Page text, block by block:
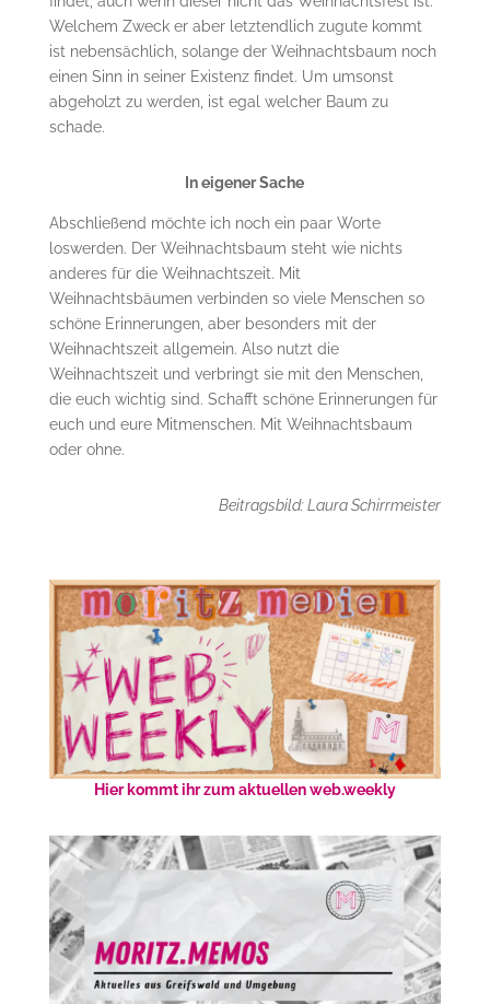
Welchem Zweck er aber letztendlich zugute kommt
ist nebensächlich, solange der Weihnachtsbaum noch
einen Sinn in seiner Existenz findet. Um umsonst
abgeholzt zu werden, ist egal welcher Baum zu
schade.
In eigener Sache
Abschließend möchte ich noch ein paar Worte
loswerden. Der Weihnachtsbaum steht wie nichts
anderes für die Weihnachtszeit. Mit
Weihnachtsbäumen verbinden so viele Menschen so
schöne Erinnerungen, aber besonders mit der
Weihnachtszeit allgemein. Also nutzt die
Weihnachtszeit und verbringt sie mit den Menschen,
die euch wichtig sind. Schafft schöne Erinnerungen für
euch und eure Mitmenschen. Mit Weihnachtsbaum
oder ohne.
Beitragsbild: Laura Schirrmeister
Hier kommt ihr zum aktuellen web.weekly